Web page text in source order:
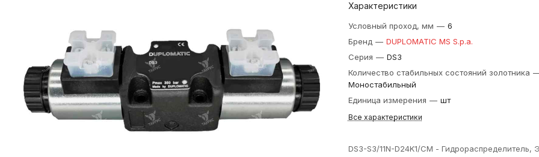
Характеристики
Условный проход, мм — 6
Бренд — DUPLOMATIC MS S.p.a.
Серия — DS3
Количество стабильных состояний золотника
Моностабильный
Единица измерения — шт
Все характеристики
DS3-S3/11N-D24K1/CM - Гидрораспределитель,